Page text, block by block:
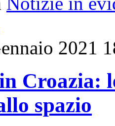
2021
Croazia:
spazio